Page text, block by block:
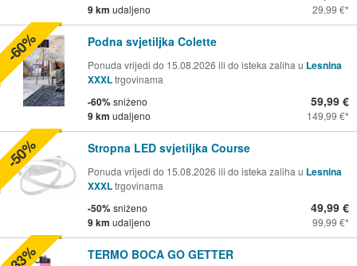
9 km udaljeno 29,99 €
Podna svjetiljka Colette
Ponuda vrijedi do 15.08.2026 ili do isteka zaliha u Lesnina
XXXLtrgovinama
-60%sniženo
9 km udaljeno
59,99 €
149,99 €
-60%
Stropna LED svjetiljka Course
Ponuda vrijedi do 15.08.2026 ili do isteka zaliha u Lesnina
XXXLtrgovinama
-50%sniženo
9 km udaljeno
49,99 €
99,99 €
-50%
TERMO BOCA GO GETTER